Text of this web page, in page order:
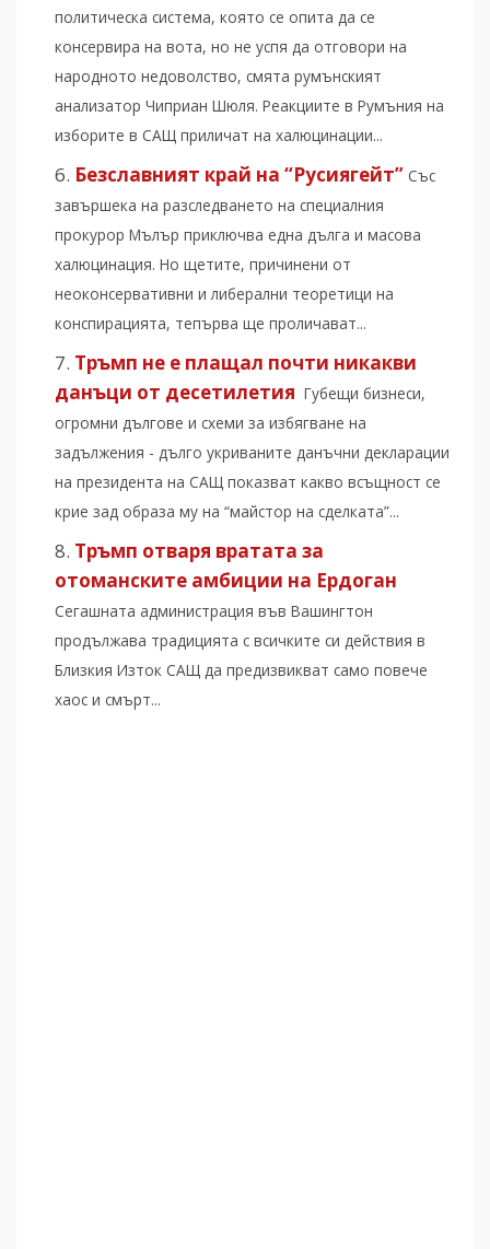
политическа система, която се опита да се
консервира на вота, но не успя да отговори на
народното недоволство, смята румънският
анализатор Чиприан Шюля. Реакциите в Румъния на
изборите в САЩ приличат на халюцинации...
Безславният край на “Русиягейт” Със
завършека на разследването на специалния
прокурор Мълър приключва една дълга и масова
халюцинация. Но щетите, причинени от
неоконсервативни и либерални теоретици на
конспирацията, тепърва ще проличават...
Тръмп не е плащал почти никакви
данъци от десетилетия Губещи бизнеси,
огромни дългове и схеми за избягване на
задължения - дълго укриваните данъчни декларации
на президента на САЩ показват какво всъщност се
крие зад образа му на “майстор на сделката”...
Тръмп отваря вратата за
отоманските амбиции на Ердоган
Сегашната администрация във Вашингтон
продължава традицията с всичките си действия в
Близкия Изток САЩ да предизвикват само повече
хаос и смърт...